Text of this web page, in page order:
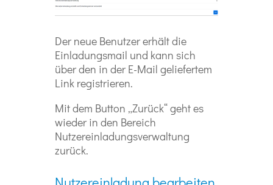
Der neue Benutzer erhält die
Einladungsmail und kann sich
über den in der E-Mail geliefertem
Link registrieren.
Mit dem Button „Zurück“ geht es
wieder in den Bereich
Nutzereinladungsverwaltung
zurück.